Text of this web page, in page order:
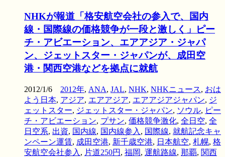
NHKが報道「格安航空会社の参入で、国内
線・国際線の価格競争が一段と激しく」ピー
チ・アビエーション、エアアジア・ジャパ
ン、ジェットスター・ジャパンが、成田空
港・関西空港などを拠点に就航
2012/1/6 2012年, ANA, JAL, NHK, NHKニュース, おは
よう日本, アジア, エアアジア, エアアジアジャパン, ジ
ェットスター, ジェットスター・ジャパン, ソウル, ピー
チ・アビエーション, プサン, 価格競争激化, 全日空, 全
日空系, 出資, 国内線, 国内線参入 , 国際線, 就航記念キャ
ンペーン運賃, 成田空港, 新千歳空港, 日本航空, 札幌, 格
安航空会社参入 , 片道250円 , 福岡, 運航路線, 那覇, 関西